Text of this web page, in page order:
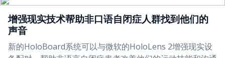
增强现实技术帮助非口语自闭症人群找到他们的
声音
新的HoloBoard系统可以与微软的HoloLens 2增强现实设